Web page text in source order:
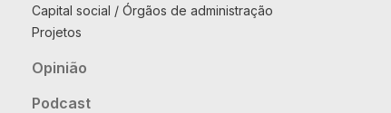
Capital social / Órgãos de administração
Projetos
Opinião
Podcast